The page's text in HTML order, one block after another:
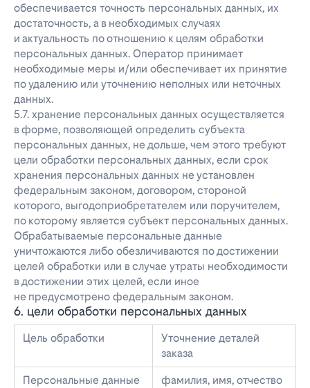
обеспечивается точность персональных данных, их
достаточность, а в необходимых случаях
и актуальность по отношению к целям обработки
персональных данных. Оператор принимает
необходимые меры и/или обеспечивает их принятие
по удалению или уточнению неполных или неточных
данных.
5.7. хранение персональных данных осуществляется
в форме, позволяющей определить субъекта
персональных данных, не дольше, чем этого требуют
цели обработки персональных данных, если срок
хранения персональных данных не установлен
федеральным законом, договором, стороной
которого, выгодоприобретателем или поручителем,
по которому является субъект персональных данных.
Обрабатываемые персональные данные
уничтожаются либо обезличиваются по достижении
целей обработки или в случае утраты необходимости
в достижении этих целей, если иное
не предусмотрено федеральным законом.
6. цели обработки персональных данных
Цель обработки
Уточнение деталей
заказа
Персональные данные
фамилия, имя, отчество